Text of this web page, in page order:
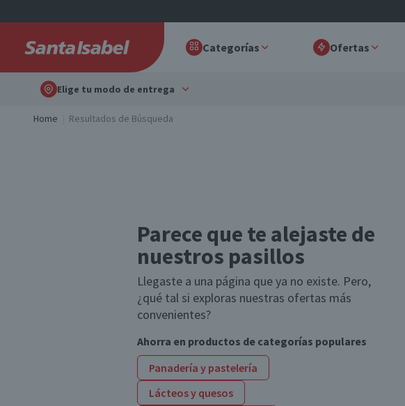
Categorías Ofertas
Elige tu modo de entrega
Home Resultados de Búsqueda
Parece que te alejaste de
nuestros pasillos
Llegaste a una página que ya no existe. Pero,
¿qué tal si exploras nuestras ofertas más
convenientes?
Ahorra en productos de categorías populares
Panadería y pastelería
Lácteos y quesos